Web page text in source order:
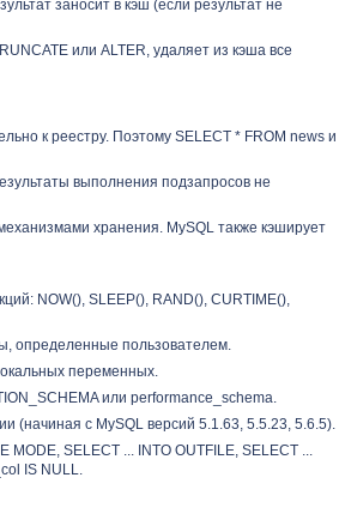
заносит в кэш (если результат не
или ALTER, удаляет из кэша все
к реестру. Поэтому SELECT * FROM news и
выполнения подзапросов не
хранения. MySQL также кэширует
NOW(), SLEEP(), RAND(), CURTIME(),
определенные пользователем.
переменных.
или performance_schema.
с MySQL версий 5.1.63, 5.5.23, 5.6.5).
MODE, SELECT ... INTO OUTFILE, SELECT ...
IS NULL.